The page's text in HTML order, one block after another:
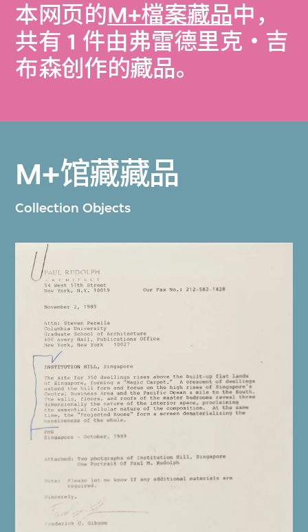
本网页的M+檔案藏品中，
共有 1 件由弗雷德里克‧吉
布森创作的藏品。
M+馆藏藏品
Collection Objects